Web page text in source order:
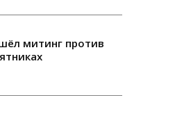
митинг против